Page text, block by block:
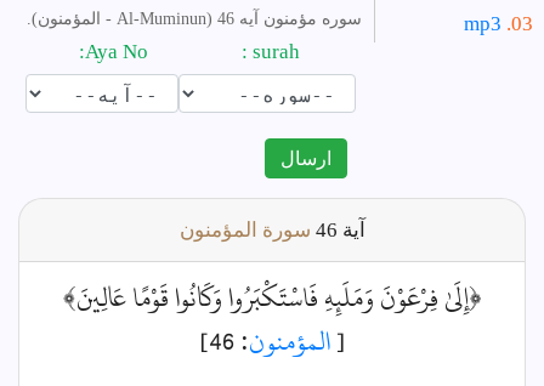
mp3
سوره مؤمنون آیه 46 (Al-Muminun - المؤمنون).
ارسال
آية سورة المؤمنون
﴿إِلَىٰ فِرْعَوْنَ وَمَلَئِهِ فَاسْتَكْبَرُوا وَكَانُوا قَوْمًا عَالِينَ﴾
[المؤمنون: 46]